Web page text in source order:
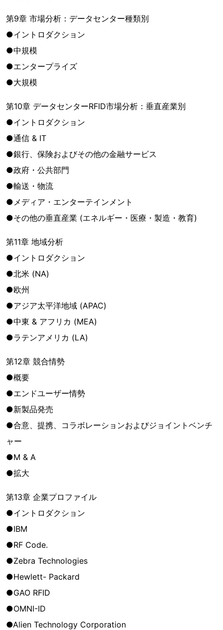
第9章 市場分析：データセンター種類別
●イントロダクション
●中規模
●エンタープライズ
●大規模
第10章 データセンターRFID市場分析：垂直産業別
●イントロダクション
●通信 & IT
●銀行、保険およびその他の金融サービス
●政府・公共部門
●輸送・物流
●メディア・エンターテインメント
●その他の垂直産業 (エネルギー・医療・製造・教育)
第11章 地域分析
●イントロダクション
●北米 (NA)
●欧州
●アジア太平洋地域 (APAC)
●中東 & アフリカ (MEA)
●ラテンアメリカ (LA)
第12章 競合情勢
●概要
●エンドユーザー情勢
●新製品発売
●合意、提携、コラボレーションおよびジョイントベンチ
ャー
●M & A
●拡大
第13章 企業プロファイル
●イントロダクション
●IBM
●RF Code.
●Zebra Technologies
●Hewlett- Packard
●GAO RFID
●OMNI-ID
●Alien Technology Corporation